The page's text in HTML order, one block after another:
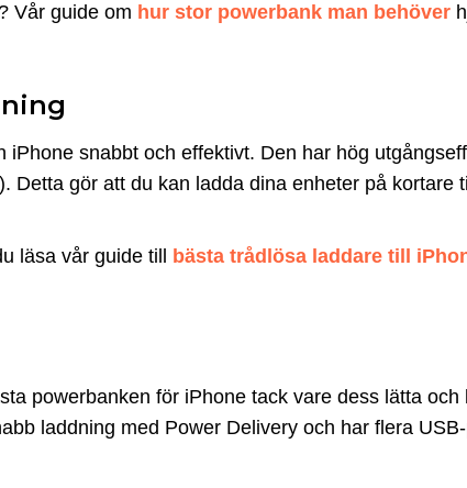
Vår guide om hur stor powerbank man behöver
snabbt och effektivt. Den har hög
Detta gör att du kan ladda dina enheter på kortare
läsa vår guide till
bästa trådlösa laddare till
powerbanken för iPhone tack vare dess lätta och
laddning med Power Delivery och har flera